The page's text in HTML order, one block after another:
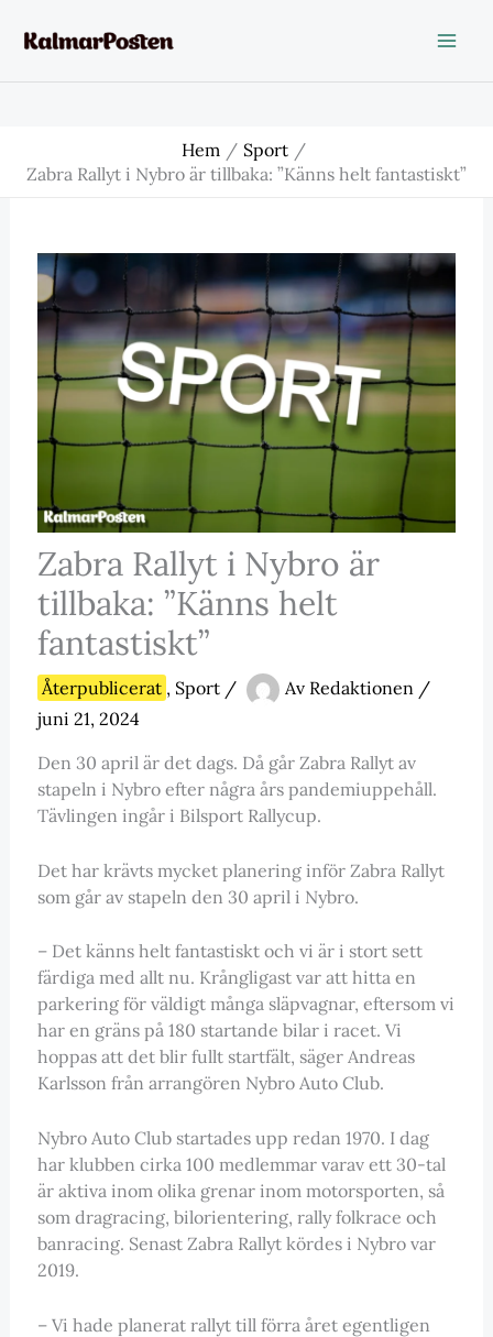
Hem
Sport
Zabra Rallyt i Nybro är tillbaka: ”Känns helt fantastiskt”
Zabra Rallyt i Nybro är
tillbaka: ”Känns helt
fantastiskt”
Återpublicerat , Sport/ Av Redaktionen /
juni 21, 2024
Den 30 april är det dags. Då går Zabra Rallyt av
stapeln i Nybro efter några års pandemiuppehåll.
Tävlingen ingår i Bilsport Rallycup.
Det har krävts mycket planering inför Zabra Rallyt
som går av stapeln den 30 april i Nybro.
– Det känns helt fantastiskt och vi är i stort sett
färdiga med allt nu. Krångligast var att hitta en
parkering för väldigt många släpvagnar, eftersom vi
har en gräns på 180 startande bilar i racet. Vi
hoppas att det blir fullt startfält, säger Andreas
Karlsson från arrangören Nybro Auto Club.
Nybro Auto Club startades upp redan 1970. I dag
har klubben cirka 100 medlemmar varav ett 30-tal
är aktiva inom olika grenar inom motorsporten, så
som dragracing, bilorientering, rally folkrace och
banracing. Senast Zabra Rallyt kördes i Nybro var
2019.
– Vi hade planerat rallyt till förra året egentligen